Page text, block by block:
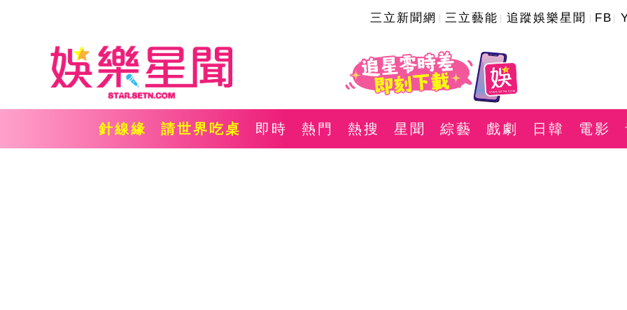
三立新聞網 三立藝能 追蹤娛樂星聞 FB
針線緣 請世界吃桌 即時 熱門 熱搜 星聞 綜藝 戲劇 日韓 電影